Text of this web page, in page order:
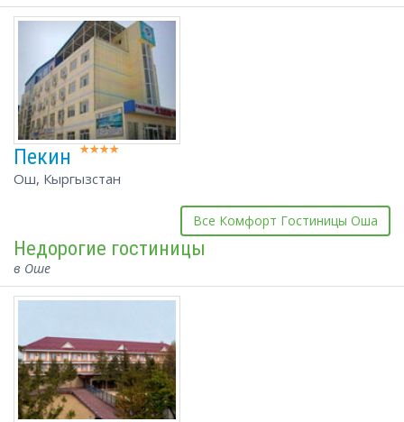
Пекин
Ош, Кыргызстан
Все Комфорт Гостиницы Оша
Недорогие гостиницы
в Оше